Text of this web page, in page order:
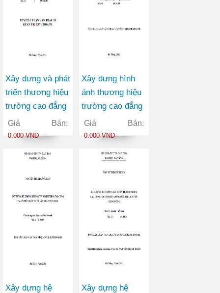
Xây dựng và phát
triển thương hiệu
trường cao đẳng
nghề Đà Nẵng
Giá Bán:
0.000 VNĐ
Xây dựng hình
ảnh thương hiệu
trường cao đẳng
thương mại
Giá Bán:
0.000 VNĐ
Xây dựng hệ
Xây dựng hệ